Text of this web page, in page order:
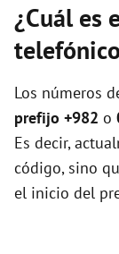
¿Cuál es
Los números
prefijo +982 o
Es decir,
código, sino
el inicio del